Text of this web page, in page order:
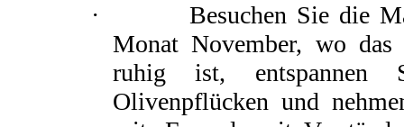
· Besuchen Sie die
Monat November, wo
ruhig ist, entspannen
Olivenpflücken und